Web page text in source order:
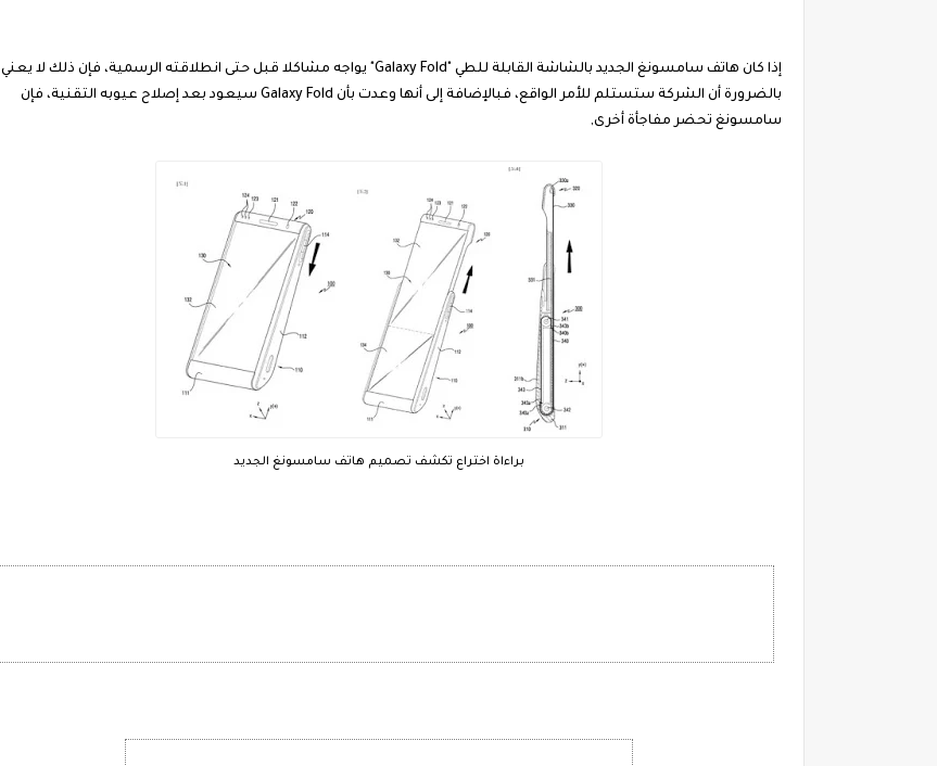
إذا كان هاتف سامسونغ الجديد بالشاشة القابلة للطي "Galaxy Fold" يواجه مشاكلا قبل حتى انطلاقته الرسمية، فإن ذلك لا يعني
بالضرورة أن الشركة ستستلم للأمر الواقع، فبالإضافة إلى أنها وعدت بأن Galaxy Fold سيعود بعد إصلاح عيوبه التقنية، فإن
سامسونغ تحضر مفاجأة أخرى,
براءاة اختراع تكشف تصميم هاتف سامسونغ الجديد